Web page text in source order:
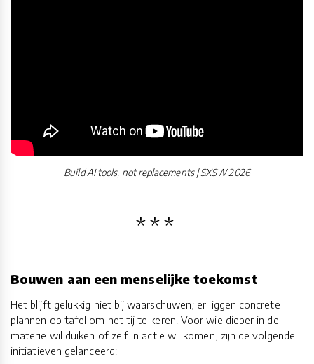
Build AI tools, not replacements | SXSW 2026
Bouwen aan een menselijke toekomst
Het blijft gelukkig niet bij waarschuwen; er liggen concrete
plannen op tafel om het tij te keren. Voor wie dieper in de
materie wil duiken of zelf in actie wil komen, zijn de volgende
initiatieven gelanceerd: